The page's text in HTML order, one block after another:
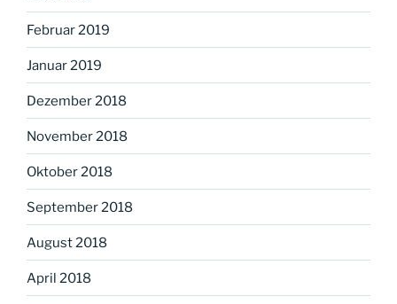
Februar 2019
Januar 2019
Dezember 2018
November 2018
Oktober 2018
September 2018
August 2018
April 2018